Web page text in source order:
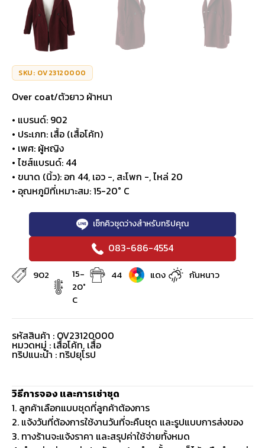
SKU: OV23120000
Over coat/ตัวยาว ผ้าหนา
• แบรนด์: 902
• ประเภท: เสื้อ (เสื้อโค้ท)
• เพศ: ผู้หญิง
• ไซส์แบรนด์: 44
• ขนาด (นิ้ว): อก 44, เอว -, สะโพก -, ไหล่ 20
• อุณหภูมิที่เหมาะสม: 15-20° C
เช็กคิวชุดว่างสำหรับทริปคุณ
083-686-4554
902
15-
20°
C
44 แดง กันหนาว
รหัสสินค้า : OV23120000
หมวดหมู่ : เสื้อโค้ท, เสื้อ
ทริปแนะนำ : ทริปยุโรป
วิธีการจอง และการเช่าชุด
1. ลูกค้าเลือกแบบชุดที่ลูกค้าต้องการ
2. แจ้งวันที่ต้องการใช้งานวันที่จะคืนชุด และรูปแบบการส่งของ
3. ทางร้านจะแจ้งราคา และสรุปค่าใช้จ่ายทั้งหมด